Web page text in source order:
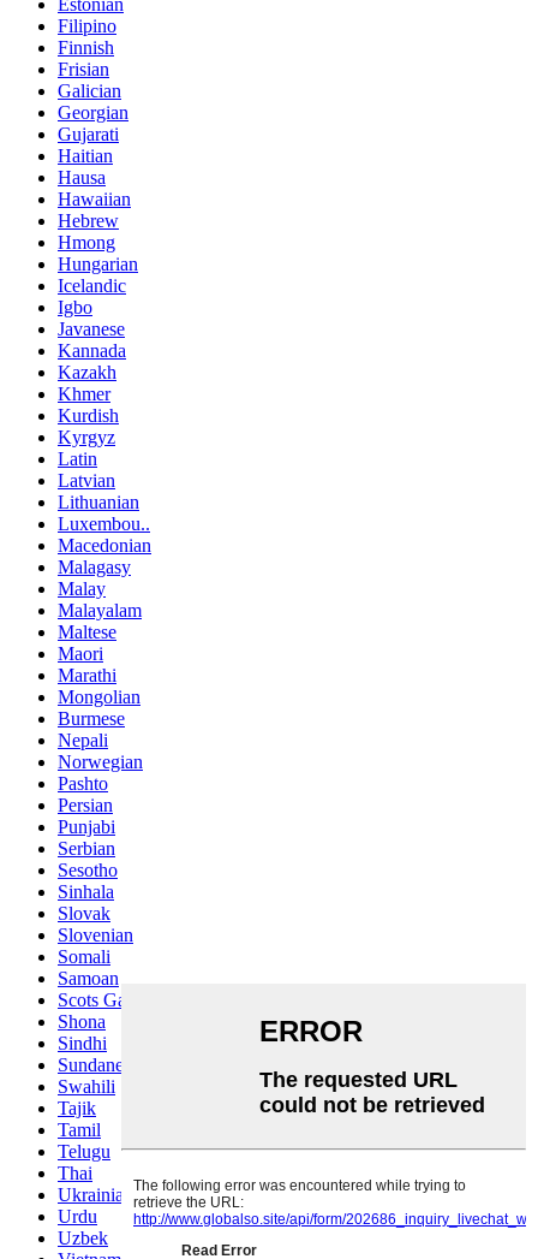
Estonian
Filipino
Finnish
Frisian
Galician
Georgian
Gujarati
Haitian
Hausa
Hawaiian
Hebrew
Hmong
Hungarian
Icelandic
Igbo
Javanese
Kannada
Kazakh
Khmer
Kurdish
Kyrgyz
Latin
Latvian
Lithuanian
Luxembou..
Macedonian
Malagasy
Malay
Malayalam
Maltese
Maori
Marathi
Mongolian
Burmese
Nepali
Norwegian
Pashto
Persian
Punjabi
Serbian
Sesotho
Sinhala
Slovak
Slovenian
Somali
Samoan
Scots Gaelic
Shona
Sindhi
Sundanese
Swahili
Tajik
Tamil
Telugu
Thai
Ukrainian
Urdu
Uzbek